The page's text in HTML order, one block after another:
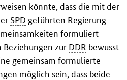
könnte, dass die mit der
SPD geführten Regierung
formuliert
Beziehungen zur DDR bewusst
gemeinsam formulierte
möglich sein, dass beide